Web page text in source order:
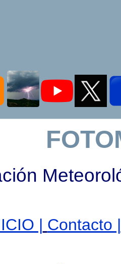
| Contacto |